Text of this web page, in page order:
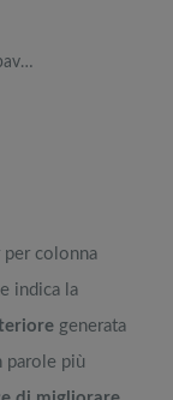
colonna
indica la
generata
parole più